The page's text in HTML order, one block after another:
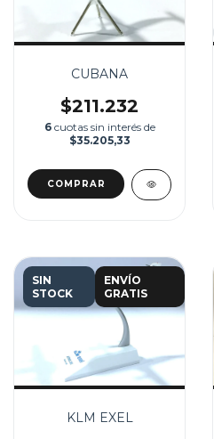
CUBANA
$211.232
6 cuotas sin interés de
$35.205,33
SIN
STOCK
ENVÍO
GRATIS
KLM EXEL